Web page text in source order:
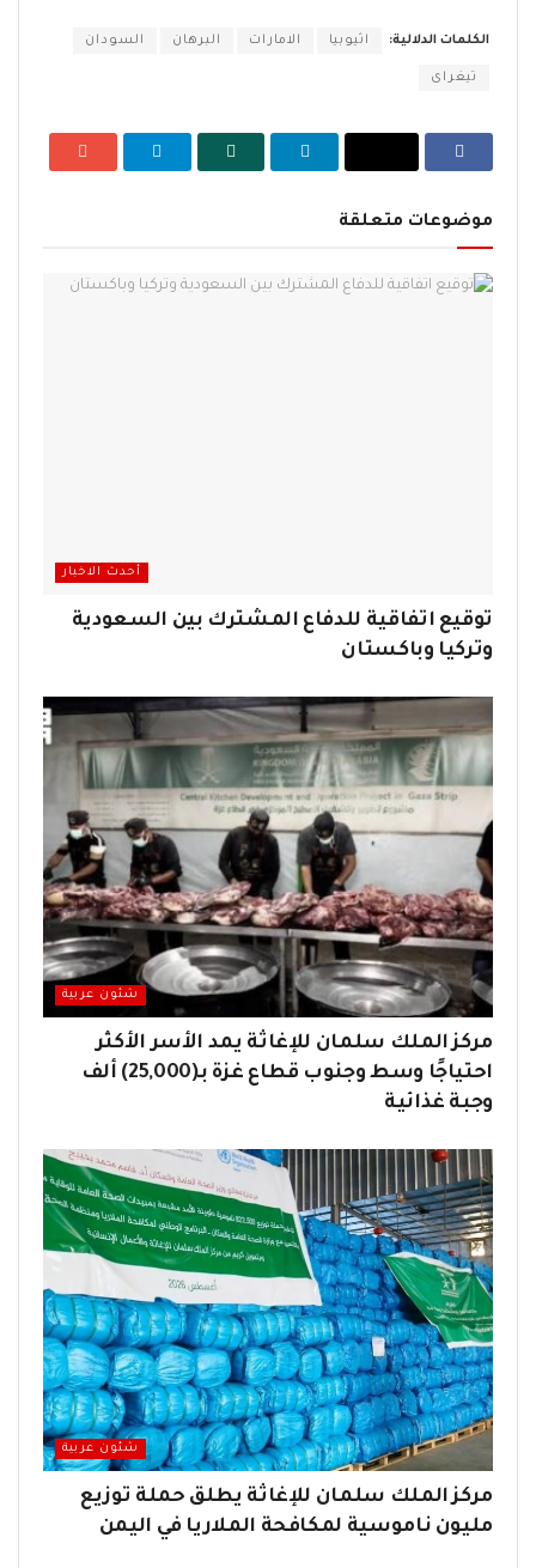
الكلمات الدلالية: اثيوبيا الامارات البرهان السودان
تيغراى
موضوعات متعلقة
أحدث الاخبار
توقيع اتفاقية للدفاع المشترك بين السعودية
وتركيا وباكستان
شئون عربية
مركز الملك سلمان للإغاثة يمد الأسر الأكثر
احتياجًا وسط وجنوب قطاع غزة بـ(25,000) ألف
وجبة غذائية
شئون عربية
مركز الملك سلمان للإغاثة يطلق حملة توزيع
مليون ناموسية لمكافحة الملاريا في اليمن